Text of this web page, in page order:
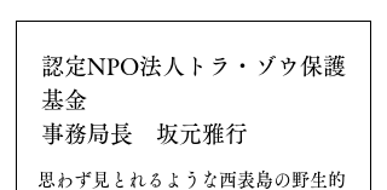
認定NPO法人トラ・ゾウ保護
基金
事務局長 坂元雅行
思わず見とれるような西表島の野生的